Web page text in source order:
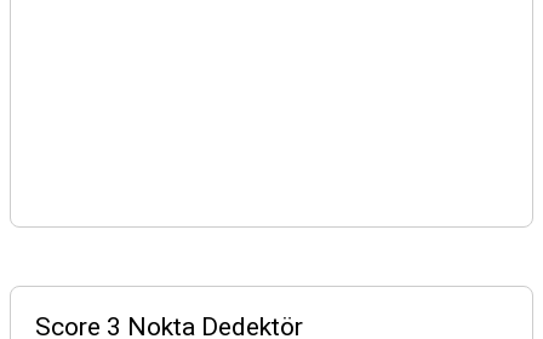
Score 3 Nokta Dedektör